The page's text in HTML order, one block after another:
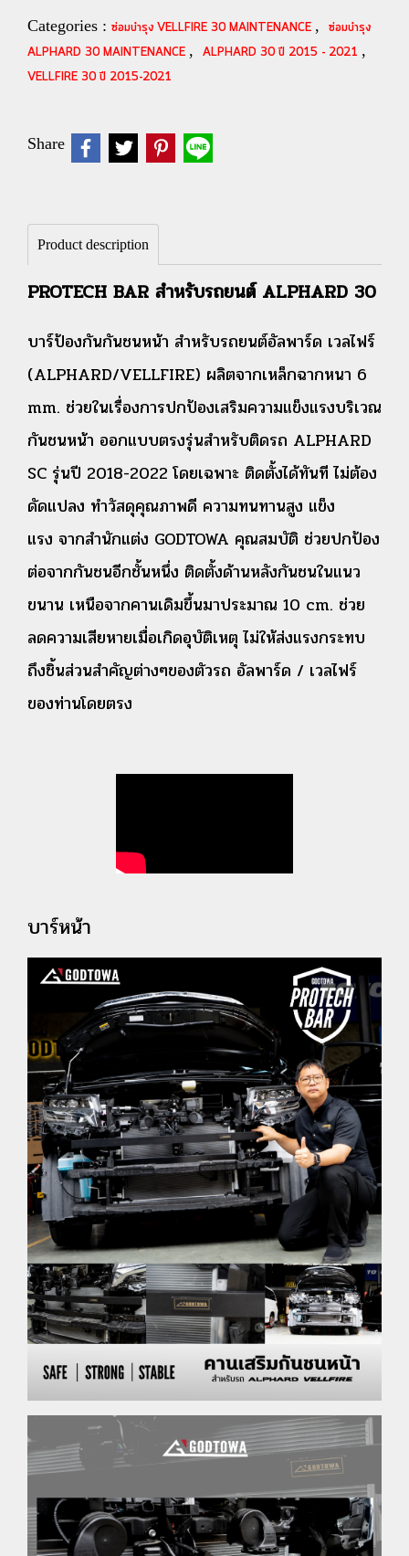
Categories : ซ่อมบำรุง VELLFIRE 30 MAINTENANCE , ซ่อมบำรุง
ALPHARD 30 MAINTENANCE , ALPHARD 30 ปี 2015 - 2021 ,
VELLFIRE 30 ปี 2015-2021
Share
Product description
PROTECH BAR สำหรับรถยนต์ALPHARD 30
บาร์ป้องกันกันชนหน้า สำหรับรถยนต์อัลพาร์ด เวลไฟร์
(ALPHARD/VELLFIRE) ผลิตจากเหล็กฉากหนา 6
mm. ช่วยในเรื่องการปกป้องเสริมความแข็งแรงบริเวณ
กันชนหน้า ออกแบบตรงรุ่นสำหรับติดรถ ALPHARD
SC รุ่นปี 2018-2022 โดยเฉพาะ ติดตั้งได้ทันที ไม่ต้อง
ดัดแปลง ทำวัสดุคุณภาพดี ความทนทานสูง แข็ง
แรง จากสำนักแต่ง GODTOWA คุณสมบัติ ช่วยปกป้อง
ต่อจากกันชนอีกชั้นหนึ่ง ติดตั้งด้านหลังกันชนในแนว
ขนาน เหนือจากคานเดิมขึ้นมาประมาณ 10 cm. ช่วย
ลดความเสียหายเมื่อเกิดอุบัติเหตุ ไม่ให้ส่งแรงกระทบ
ถึงชิ้นส่วนสำคัญต่างๆของตัวรถ อัลพาร์ด / เวลไฟร์
ของท่านโดยตรง
บาร์หน้า